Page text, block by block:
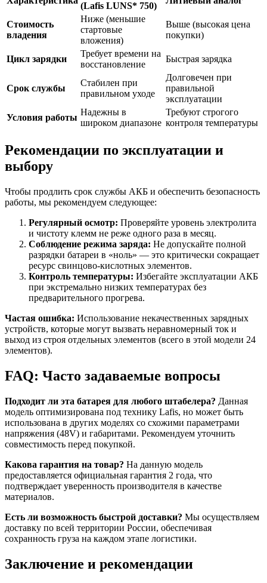
(Lafis LUNS* 750)
Стоимость
владения
Ниже (меньшие
стартовые
вложения)
Выше (высокая цена
покупки)
Цикл зарядки
Требует времени на
восстановление
Быстрая зарядка
Срок службы
Стабилен при
правильном уходе
Долговечен при
правильной
эксплуатации
Условия работы
Надежны в
широком диапазоне
Требуют строгого
контроля температуры
Рекомендации по эксплуатации и
выбору
Чтобы продлить срок службы АКБ и обеспечить безопасность
работы, мы рекомендуем следующее:
Регулярный осмотр: Проверяйте уровень электролита
и чистоту клемм не реже одного раза в месяц.
Соблюдение режима заряда: Не допускайте полной
разрядки батареи в «ноль» — это критически сокращает
ресурс свинцово-кислотных элементов.
Контроль температуры: Избегайте эксплуатации АКБ
при экстремально низких температурах без
предварительного прогрева.
Частая ошибка: Использование некачественных зарядных
устройств, которые могут вызвать неравномерный ток и
выход из строя отдельных элементов (всего в этой модели 24
элементов).
FAQ: Часто задаваемые вопросы
Подходит ли эта батарея для любого штабелера? Данная
модель оптимизирована под технику Lafis, но может быть
использована в других моделях со схожими параметрами
напряжения (48V) и габаритами. Рекомендуем уточнить
совместимость перед покупкой.
Какова гарантия на товар? На данную модель
предоставляется официальная гарантия 2 года, что
подтверждает уверенность производителя в качестве
материалов.
Есть ли возможность быстрой доставки? Мы осуществляем
доставку по всей территории России, обеспечивая
сохранность груза на каждом этапе логистики.
Заключение и рекомендации